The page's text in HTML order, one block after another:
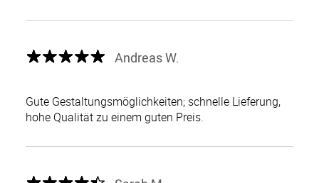
Andreas W.
Gute Gestaltungsmöglichkeiten; schnelle Lieferung,
hohe Qualität zu einem guten Preis.